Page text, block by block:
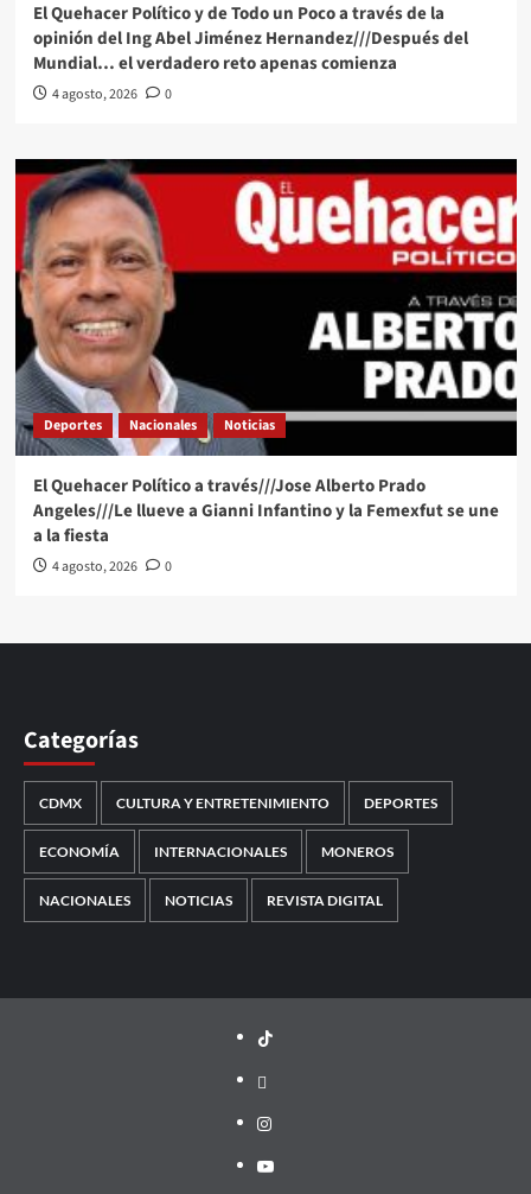
El Quehacer Político y de Todo un Poco a través de la
opinión del Ing Abel Jiménez Hernandez///Después del
Mundial… el verdadero reto apenas comienza
4 agosto, 2026 0
Deportes Nacionales Noticias
El Quehacer Político a través///Jose Alberto Prado
Angeles///Le llueve a Gianni Infantino y la Femexfut se une
a la fiesta
4 agosto, 2026 0
Categorías
CDMX CULTURA Y ENTRETENIMIENTO DEPORTES
ECONOMÍA INTERNACIONALES MONEROS
NACIONALES NOTICIAS REVISTA DIGITAL
TikTok
threads
Instagram
Youtube